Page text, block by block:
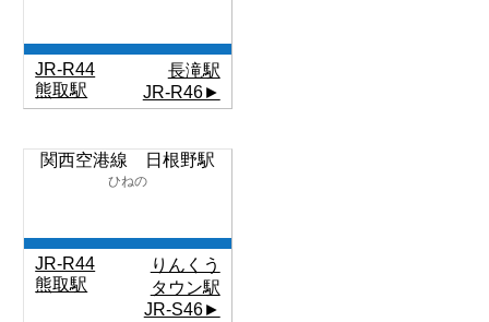
JR-R44
熊取駅
長滝駅
JR-R46►
関西空港線 日根野駅
ひねの
JR-R44
熊取駅
りんくう
タウン駅
JR-S46►